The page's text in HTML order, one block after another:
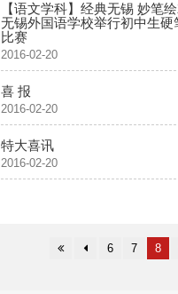
【语文学科】经典无锡 妙笔
无锡外国语学校举行初中生硬
比赛
2016-02-20
喜 报
2016-02-20
特大喜讯
2016-02-20
6 7 8